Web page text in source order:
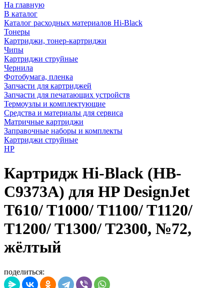
На главную
В каталог
Каталог расходных материалов Hi-Black
Тонеры
Картриджи, тонер-картриджи
Чипы
Картриджи струйные
Чернила
Фотобумага, пленка
Запчасти для картриджей
Запчасти для печатающих устройств
Термоузлы и комплектующие
Средства и материалы для сервиса
Матричные картриджи
Заправочные наборы и комплекты
Картриджи струйные
HP
Картридж Hi-Black (HB-
C9373A) для HP DesignJet
T610/ T1000/ T1100/ T1120/
T1200/ T1300/ T2300, №72,
жёлтый
поделиться: